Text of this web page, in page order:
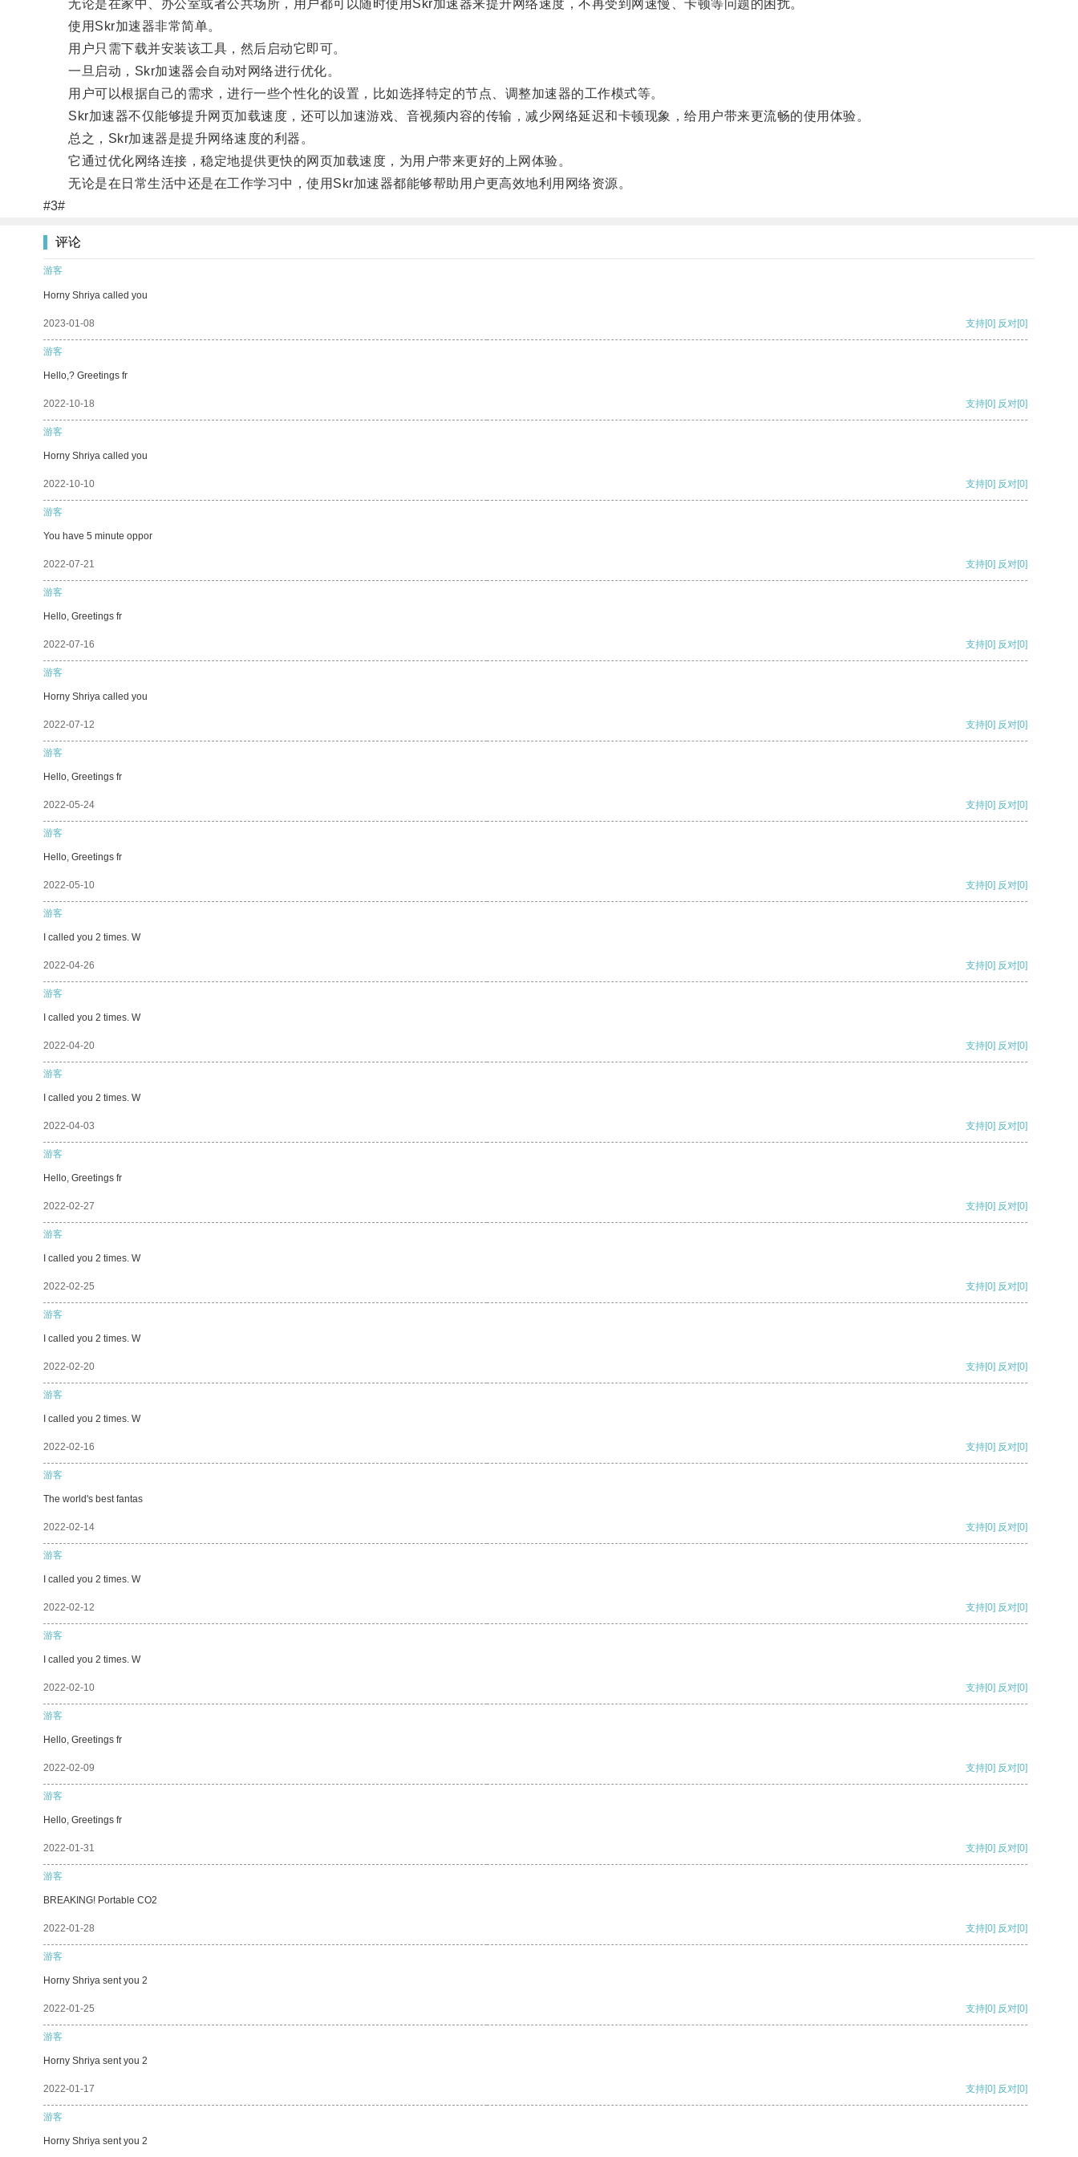
无论是在家中、办公室或者公共场所，用户都可以随时使用Skr加速器来提升网络速度，不再受到网速慢、卡顿等问题的困扰。
使用Skr加速器非常简单。
用户只需下载并安装该工具，然后启动它即可。
一旦启动，Skr加速器会自动对网络进行优化。
用户可以根据自己的需求，进行一些个性化的设置，比如选择特定的节点、调整加速器的工作模式等。
Skr加速器不仅能够提升网页加载速度，还可以加速游戏、音视频内容的传输，减少网络延迟和卡顿现象，给用户带来更流畅的使用体验。
总之，Skr加速器是提升网络速度的利器。
它通过优化网络连接，稳定地提供更快的网页加载速度，为用户带来更好的上网体验。
无论是在日常生活中还是在工作学习中，使用Skr加速器都能够帮助用户更高效地利用网络资源。
#3#
评论
游客
Horny Shriya called you
2023-01-08 支持[0] 反对[0]
游客
Hello,? Greetings fr
2022-10-18 支持[0] 反对[0]
游客
Horny Shriya called you
2022-10-10 支持[0] 反对[0]
游客
You have 5 minute oppor
2022-07-21 支持[0] 反对[0]
游客
Hello, Greetings fr
2022-07-16 支持[0] 反对[0]
游客
Horny Shriya called you
2022-07-12 支持[0] 反对[0]
游客
Hello, Greetings fr
2022-05-24 支持[0] 反对[0]
游客
Hello, Greetings fr
2022-05-10 支持[0] 反对[0]
游客
I called you 2 times. W
2022-04-26 支持[0] 反对[0]
游客
I called you 2 times. W
2022-04-20 支持[0] 反对[0]
游客
I called you 2 times. W
2022-04-03 支持[0] 反对[0]
游客
Hello, Greetings fr
2022-02-27 支持[0] 反对[0]
游客
I called you 2 times. W
2022-02-25 支持[0] 反对[0]
游客
I called you 2 times. W
2022-02-20 支持[0] 反对[0]
游客
I called you 2 times. W
2022-02-16 支持[0] 反对[0]
游客
The world's best fantas
2022-02-14 支持[0] 反对[0]
游客
I called you 2 times. W
2022-02-12 支持[0] 反对[0]
游客
I called you 2 times. W
2022-02-10 支持[0] 反对[0]
游客
Hello, Greetings fr
2022-02-09 支持[0] 反对[0]
游客
Hello, Greetings fr
2022-01-31 支持[0] 反对[0]
游客
BREAKING! Portable CO2
2022-01-28 支持[0] 反对[0]
游客
Horny Shriya sent you 2
2022-01-25 支持[0] 反对[0]
游客
Horny Shriya sent you 2
2022-01-17 支持[0] 反对[0]
游客
Horny Shriya sent you 2